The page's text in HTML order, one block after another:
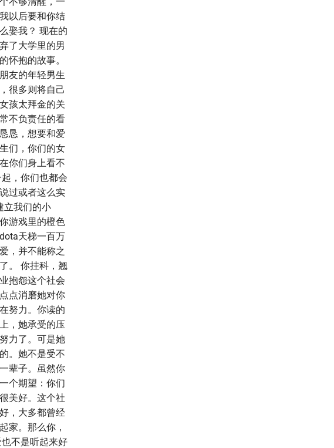
以后要和你结
娶我？ 现在的
了大学里的男
怀抱的故事。
友的年轻男生
很多则将自己
孩太拜金的关
不负责任的看
恳，想要和爱
们，你们的女
你们身上看不
，你们也都会
过或者这么实
立我们的小
游戏里的橙色
天梯一百万
，并不能称之
。 你挂科，翘
抱怨这个社会
点消磨她对你
努力。你读的
，她承受的压
力了。可是她
。她不是受不
辈子。虽然你
个期望：你们
美好。这个社
，大多都曾经
家。那么你，
不是听起来好